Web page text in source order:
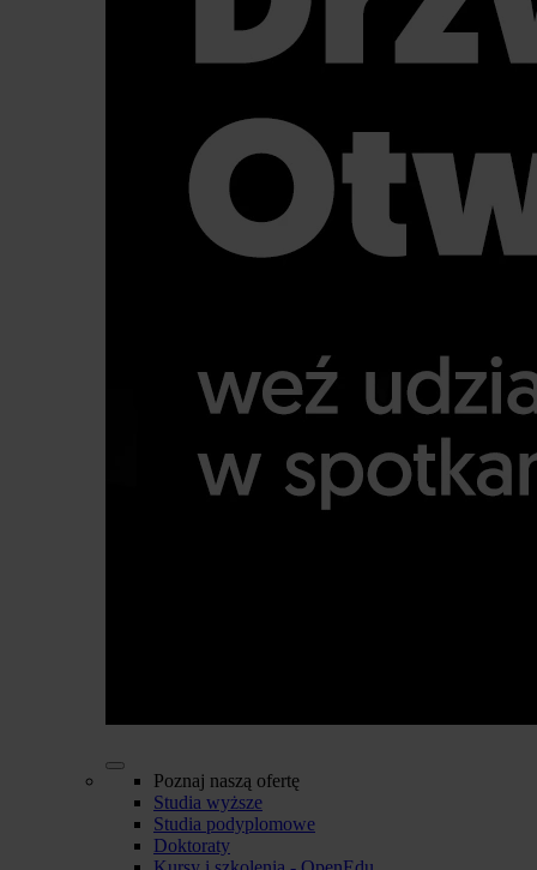
Poznaj naszą ofertę
Studia wyższe
Studia podyplomowe
Doktoraty